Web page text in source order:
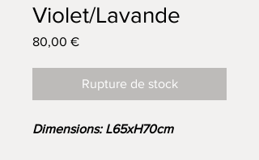
Violet/Lavande
80,00 €Prix
Rupture de stock
Dimensions: L65xH70cm